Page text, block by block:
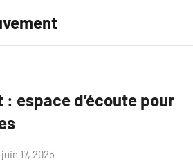
espace d’écoute pour
juin 17, 2025